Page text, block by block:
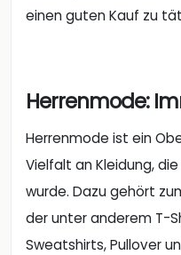
einen guten Kauf zu
Herrenmode:
Herrenmode ist ein
Vielfalt an Kleidung,
wurde. Dazu gehört
der unter anderem T-
Sweatshirts, Pullover